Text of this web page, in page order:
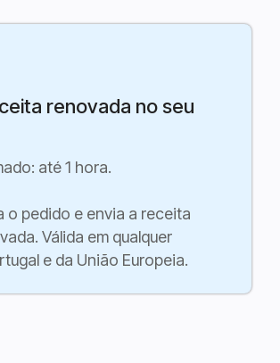
renovada no seu
até 1 hora.
o pedido e envia a receita
Válida em qualquer
e da União Europeia.